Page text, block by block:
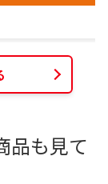
品も見て